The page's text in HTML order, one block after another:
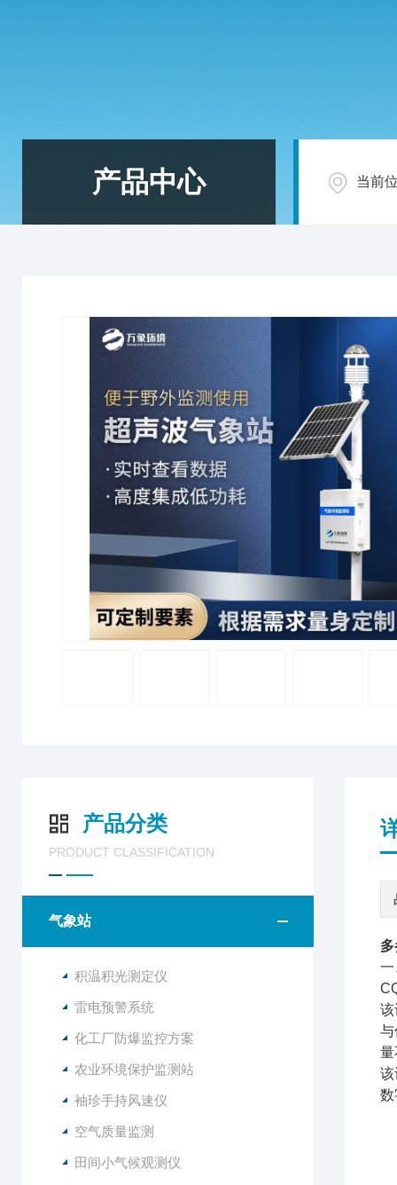
产品中心 当前
产品分类
PRODUCT CLASSIFICATION
气象站
积温积光测定仪
雷电预警系统
化工厂防爆监控方案
农业环境保护监测站
袖珍手持风速仪
空气质量监测
田间小气候观测仪
一
该
与
量
该
数